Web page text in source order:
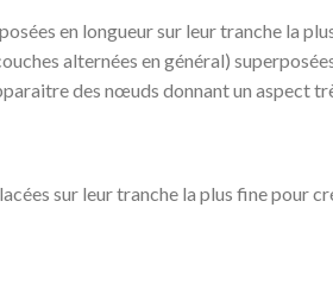
en longueur sur leur tranche la
alternées en général)
des nœuds donnant un aspect
sur leur tranche la plus fine pour